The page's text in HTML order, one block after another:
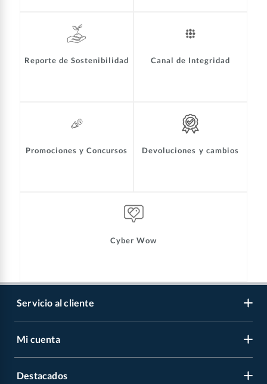
Reporte de Sostenibilidad Canal de Integridad
Promociones y Concursos Devoluciones y cambios
Cyber Wow
Servicio al cliente
Libro de reclamaciones
Mi cuenta
Regístrate
Destacados